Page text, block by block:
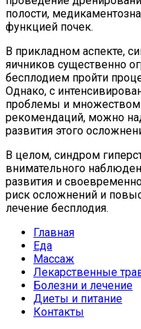
полости,
функцией почек.
В прикладном аспекте,
яичников существенно
бесплодием пройти
Однако, с
проблемы и множеством
рекомендаций, можно
развития этого
В целом, синдром
внимательного
развития и
риск осложнений и
лечение бесплодия.
Главная
Еда
Массаж
Лекарственные
Болезни и лечение
Диеты и питание
Контакты